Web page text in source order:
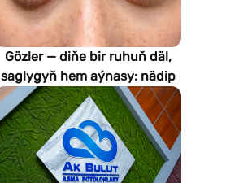
Gözler — diňe bir ruhuň däl,
saglygyň hem aýnasy: nädip
emeli aň keselleri suratlar
arkaly anyklaýar?